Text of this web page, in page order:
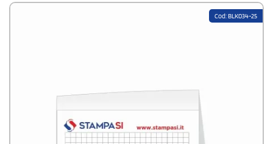
poche ore riceverai la bozza grafica. Stampare block notes personalizzati
Cod: BLK034-25